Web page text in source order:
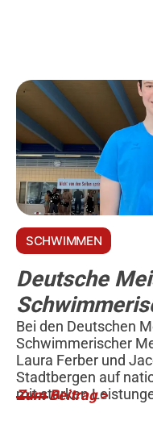
SCHWIMMEN
Deutsche
Bei den Deutschen
Schwimmerischer
Laura Ferber und
Stadtbergen auf
mit starken
Zum Beitrag >